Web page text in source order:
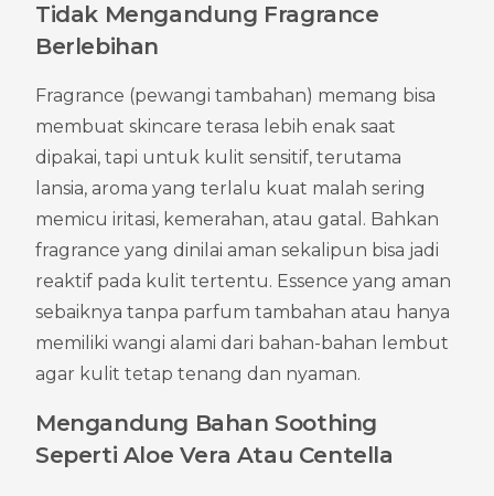
Tidak Mengandung Fragrance
Berlebihan
Fragrance (pewangi tambahan) memang bisa
membuat skincare terasa lebih enak saat
dipakai, tapi untuk kulit sensitif, terutama
lansia, aroma yang terlalu kuat malah sering
memicu iritasi, kemerahan, atau gatal. Bahkan
fragrance yang dinilai aman sekalipun bisa jadi
reaktif pada kulit tertentu. Essence yang aman
sebaiknya tanpa parfum tambahan atau hanya
memiliki wangi alami dari bahan-bahan lembut
agar kulit tetap tenang dan nyaman.
Mengandung Bahan Soothing
Seperti Aloe Vera Atau Centella